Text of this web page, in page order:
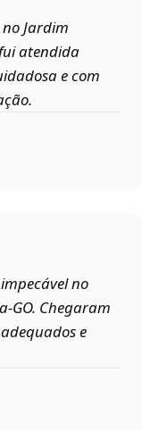
Jardim
atendida
e com
no
Chegaram
e